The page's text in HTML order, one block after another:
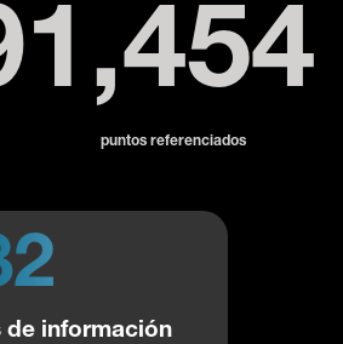
puntos referenciados
de información